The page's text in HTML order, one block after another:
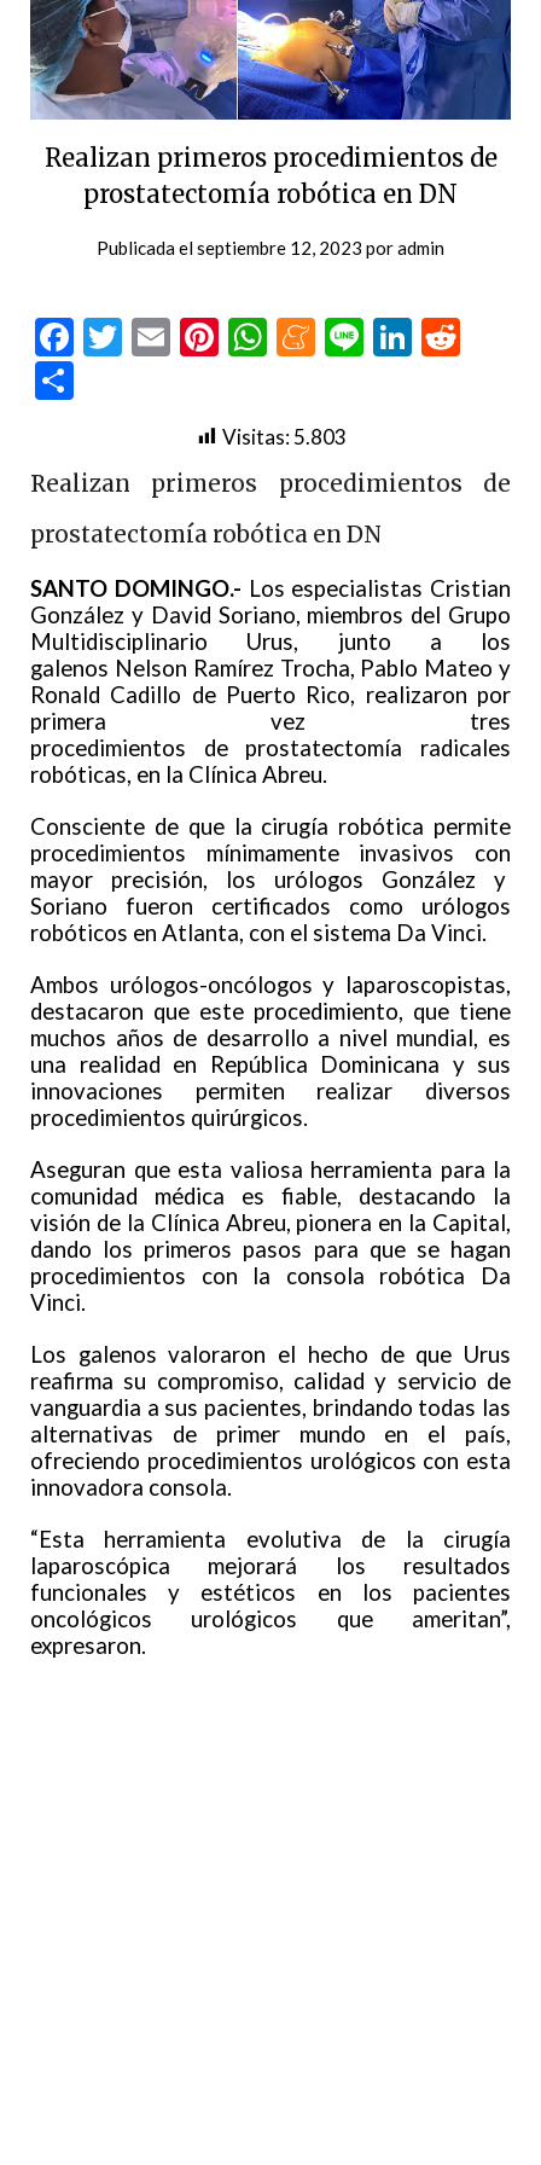
Realizan primeros procedimientos de
prostatectomía robótica en DN
Publicada elseptiembre 12, 2023 poradmin
Facebook
Twitter
EmailPinterest
WhatsApp
Meneame
Line
Visitas:5.803
Realizan primeros procedimientos de
prostatectomía robótica en DN
SANTO DOMINGO.- Los especialistas Cristian
González y David Soriano, miembros del Grupo
Multidisciplinario Urus, junto a los
galenos Nelson Ramírez Trocha, Pablo Mateo y
Ronald Cadillo de Puerto Rico, realizaron por
primera vez tres
procedimientos de prostatectomía radicales
robóticas, en la Clínica Abreu.
Consciente de que la cirugía robótica permite
procedimientos mínimamente invasivos con
mayor precisión, los urólogos González y
Soriano fueron certificados como urólogos
robóticos en Atlanta, con el sistema Da Vinci.
Ambos urólogos-oncólogos y laparoscopistas,
destacaron que este procedimiento, que tiene
muchos años de desarrollo a nivel mundial, es
una realidad en República Dominicana y sus
innovaciones permiten realizar diversos
procedimientos quirúrgicos.
Aseguran que esta valiosa herramienta para la
comunidad médica es fiable, destacando la
visión de la Clínica Abreu, pionera en la Capital,
dando los primeros pasos para que se hagan
procedimientos con la consola robótica Da
Vinci.
Los galenos valoraron el hecho de que Urus
reafirma su compromiso, calidad y servicio de
vanguardia a sus pacientes, brindando todas las
alternativas de primer mundo en el país,
ofreciendo procedimientos urológicos con esta
innovadora consola.
“Esta herramienta evolutiva de la cirugía
laparoscópica mejorará los resultados
funcionales y estéticos en los pacientes
oncológicos urológicos que ameritan”,
expresaron.